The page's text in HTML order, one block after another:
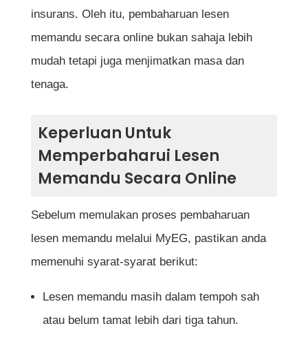
pemeriksaan kesihatan untuk
pembaharuan lesen?
Bagaimana jika saya tidak menerima
Adakah saya boleh memperbaharui lesen
memandu bagi pihak orang lain?
permohonan pembaharuan lesen setelah
pembayaran dibuat?
pembaharuan lesen memandu melalui
MyEG?
insurans. Oleh itu, pembaharuan lesen
memandu secara online bukan sahaja lebih
mudah tetapi juga menjimatkan masa dan
tenaga.
Keperluan Untuk
Memperbaharui Lesen
Memandu Secara Online
Sebelum memulakan proses pembaharuan
lesen memandu melalui MyEG, pastikan anda
memenuhi syarat-syarat berikut:
Lesen memandu masih dalam tempoh sah
atau belum tamat lebih dari tiga tahun.